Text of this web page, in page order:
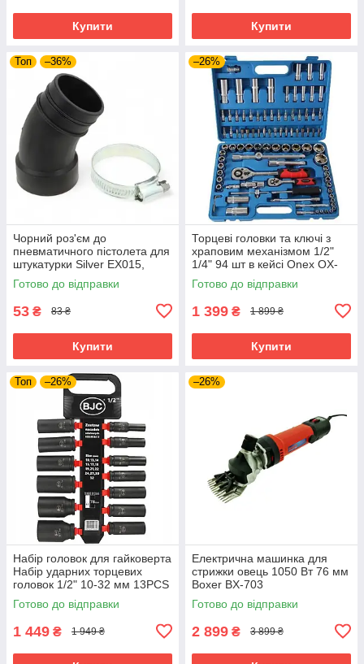
Купити Купити
Топ –36%
Чорний роз'єм до
пневматичного пістолета для
штукатурки Silver EX015,
фітинг для підключення
повітря
Готово до відправки
53 ₴ 83 ₴
Купити
–26%
Торцеві головки та ключі з
храповим механізмом 1/2"
1/4" 94 шт в кейсі Onex OX-
249M набір торцевих ключів
Готово до відправки
1 399 ₴ 1 899 ₴
Купити
Топ –26%
Набір головок для гайковерта
Набір ударних торцевих
головок 1/2" 10-32 мм 13PCS
BJC /довгі/. M58272
Готово до відправки
1 449 ₴ 1 949 ₴
–26%
Електрична машинка для
стрижки овець 1050 Вт 76 мм
Boxer BX-703
електротриммер для стрижки
худоби тварин
Готово до відправки
2 899 ₴ 3 899 ₴